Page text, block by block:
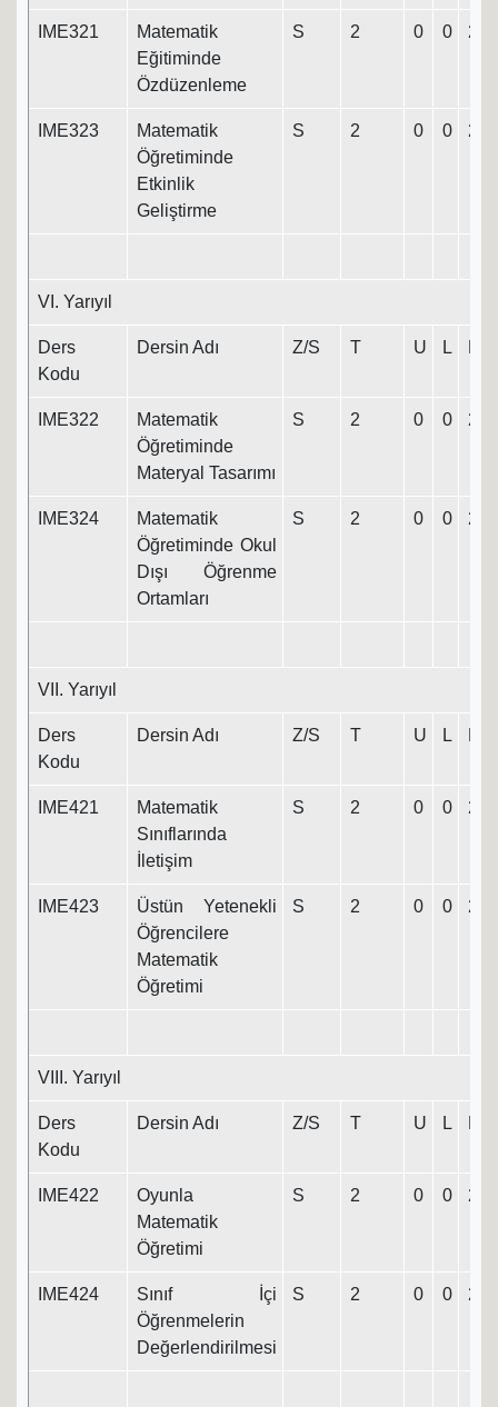
IME321
Matematik
Eğitiminde
Özdüzenleme
S 2 0 0 2
IME323
Matematik
Öğretiminde
Etkinlik
Geliştirme
S 2 0 0 2
VI. Yarıyıl
Ders
Kodu
Dersin Adı Z/S T U L
IME322
Matematik
Öğretiminde
Materyal Tasarımı
S 2 0 0 2
IME324
Matematik
Öğretiminde Okul
Dışı Öğrenme
Ortamları
S 2 0 0 2
VII. Yarıyıl
Ders
Kodu
Dersin Adı Z/S T U L
IME421
Matematik
Sınıflarında
İletişim
S 2 0 0 2
IME423
Üstün Yetenekli
Öğrencilere
Matematik
Öğretimi
S 2 0 0 2
VIII. Yarıyıl
Ders
Kodu
Dersin Adı Z/S T U L
IME422
Oyunla
Matematik
Öğretimi
S 2 0 0 2
IME424
Sınıf İçi
Öğrenmelerin
Değerlendirilmesi
S 2 0 0 2